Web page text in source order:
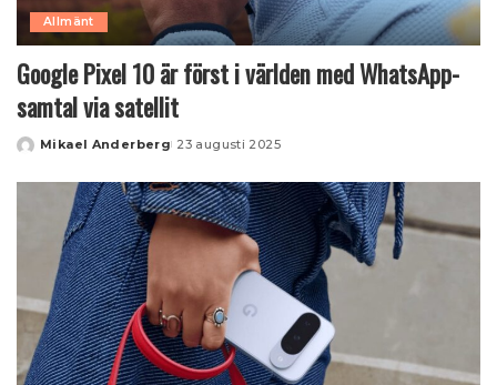
Allmänt
Google Pixel 10 är först i världen med WhatsApp-
samtal via satellit
Posted
Mikael Anderberg 23 augusti 2025